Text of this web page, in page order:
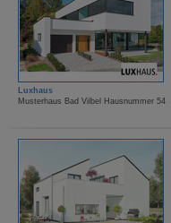
Luxhaus
Musterhaus Bad Vilbel Hausnummer 54